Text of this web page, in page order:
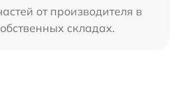
от производителя в
складах.